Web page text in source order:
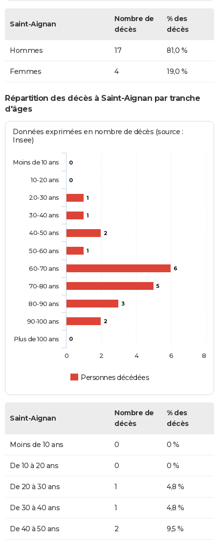
Saint-Aignan
Nombre de
décès
% des
décès
Hommes 17 81,0 %
Femmes 4 19,0 %
Répartition des décès à Saint-Aignan par tranche
d'âges
Données exprimées en nombre de décès (source :
Insee)
0
0
1
1
2
1
6
5
3
2
0
Personnes décédées
Moins de 10 ans
10-20 ans
20-30 ans
30-40 ans
40-50 ans
50-60 ans
60-70 ans
70-80 ans
80-90 ans
90-100 ans
Plus de 100 ans
0 2 4 6 8
Saint-Aignan
Nombre de
décès
% des
décès
Moins de 10 ans 0 0 %
De 10 à 20 ans 0 0 %
De 20 à 30 ans 1 4,8 %
De 30 à 40 ans 1 4,8 %
De 40 à 50 ans 2 9,5 %